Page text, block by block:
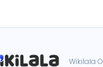
Wikilala